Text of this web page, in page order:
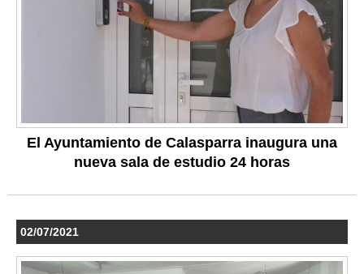
El Ayuntamiento de Calasparra inaugura una
nueva sala de estudio 24 horas
02/07/2021